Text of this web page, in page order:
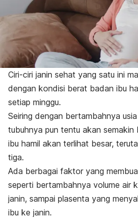
Ciri-ciri janin sehat yang satu ini
dengan kondisi berat badan ibu
setiap minggu.
Seiring dengan bertambahnya
tubuhnya pun tentu akan semakin
ibu hamil akan terlihat besar,
tiga.
Ada berbagai faktor yang
seperti bertambahnya volume air
janin, sampai plasenta yang
ibu ke janin.